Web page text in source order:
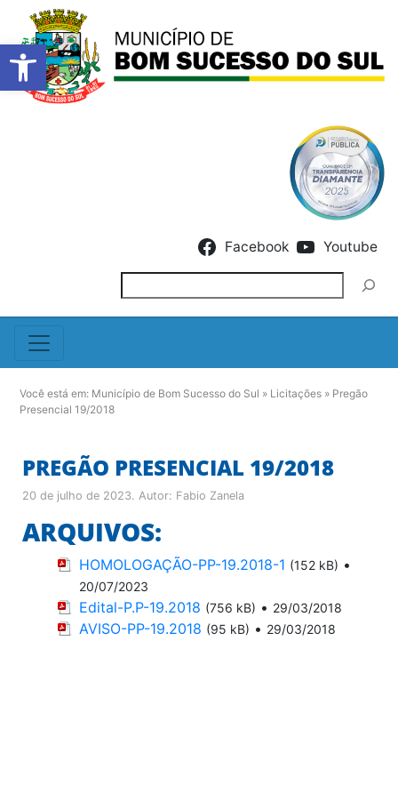
Barra de Ferramentas
Facebook Youtube
Você está em: Município de Bom Sucesso do Sul » Licitações » Pregão
Presencial 19/2018
PREGÃO PRESENCIAL 19/2018
20 de julho de 2023. Autor: Fabio Zanela
ARQUIVOS:
HOMOLOGAÇÃO-PP-19.2018-1 (152 kB) •
20/07/2023
Edital-P.P-19.2018 (756 kB) • 29/03/2018
AVISO-PP-19.2018 (95 kB) • 29/03/2018